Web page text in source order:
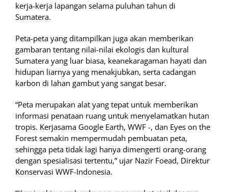
kerja-kerja lapangan selama puluhan tahun di
Sumatera.
Peta-peta yang ditampilkan juga akan memberikan
gambaran tentang nilai-nilai ekologis dan kultural
Sumatera yang luar biasa, keanekaragaman hayati dan
hidupan liarnya yang menakjubkan, serta cadangan
karbon di lahan gambut yang sangat besar.
“Peta merupakan alat yang tepat untuk memberikan
informasi penataan ruang untuk menyelamatkan hutan
tropis. Kerjasama Google Earth, WWF -, dan Eyes on the
Forest semakin mempermudah pembuatan peta,
sehingga peta tidak lagi hanya dimengerti orang-orang
dengan spesialisasi tertentu,” ujar Nazir Foead, Direktur
Konservasi WWF-Indonesia.